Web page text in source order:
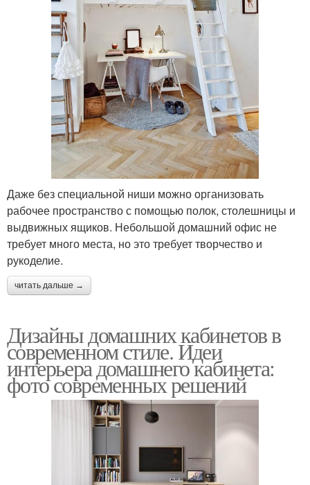
Даже без специальной ниши можно организовать
рабочее пространство с помощью полок, столешницы и
выдвижных ящиков. Небольшой домашний офис не
требует много места, но это требует творчество и
рукоделие.
читать дальше →
Дизайны домашних кабинетов в
современном стиле. Идеи
интерьера домашнего кабинета:
фото современных решений